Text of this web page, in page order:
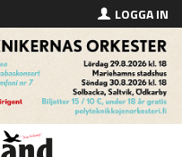
LOGGA IN